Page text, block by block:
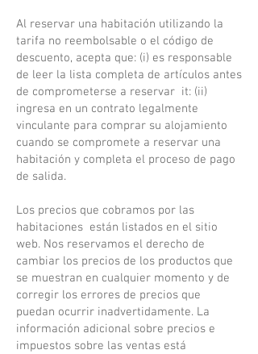
Al reservar una habitación utilizando la
tarifa no reembolsable o el código de
descuento, acepta que: (i) es responsable
de leer la lista completa de artículos antes
de comprometerse a reservar it: (ii)
ingresa en un contrato legalmente
vinculante para comprar su alojamiento
cuando se compromete a reservar una
habitación y completa el proceso de pago
de salida.
Los precios que cobramos por las
habitaciones están listados en el sitio
web. Nos reservamos el derecho de
cambiar los precios de los productos que
se muestran en cualquier momento y de
corregir los errores de precios que
puedan ocurrir inadvertidamente. La
información adicional sobre precios e
impuestos sobre las ventas está